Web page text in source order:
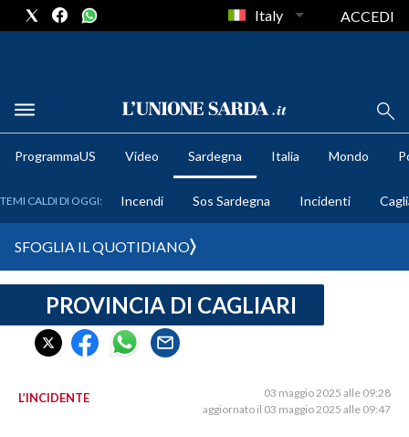
METEO
CRONACA SARDEGNA
CAGLIARI
SULCIS IGLESIENTE
Italy ACCEDI
ProgrammaUS Video Sardegna Italia Mondo
TEMI CALDI DI OGGI: Incendi Sos Sardegna Incidenti
SFOGLIA IL QUOTIDIANO
PROVINCIA DI CAGLIARI
L’INCIDENTE
03 maggio 2025 alle 09:28
aggiornato il 03 maggio 2025 alle 09:47